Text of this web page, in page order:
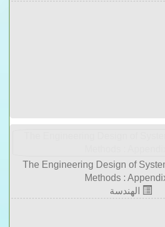
The Engineering Design of
Methods :
الهندسة